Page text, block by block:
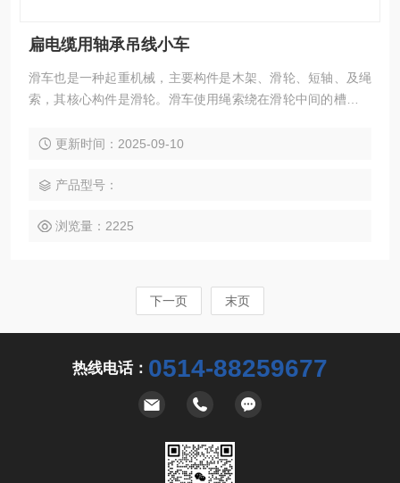
扁电缆用轴承吊线小车
滑车也是一种起重机械，主要构件是木架、滑轮、短轴、及绳
索，其核心构件是滑轮。滑车使用绳索绕在滑轮中间的槽内。
矿山,农业,电力,建筑等生产施工,码头,船坞,仓库的机器安装,货
更新时间：2025-09-10
产品型号：
浏览量：2225
下一页 末页
热线电话： 0514-88259677